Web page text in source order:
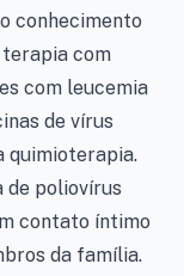
conhecimento
terapia com
com leucemia
de vírus
quimioterapia.
de poliovírus
contato íntimo
da família.